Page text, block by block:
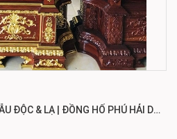
ĐỒNG HỒ CÂY DÁT VÀNG MẪU ĐỘC & LẠ | ĐỒNG HỐ PHÚ HẢI DH204